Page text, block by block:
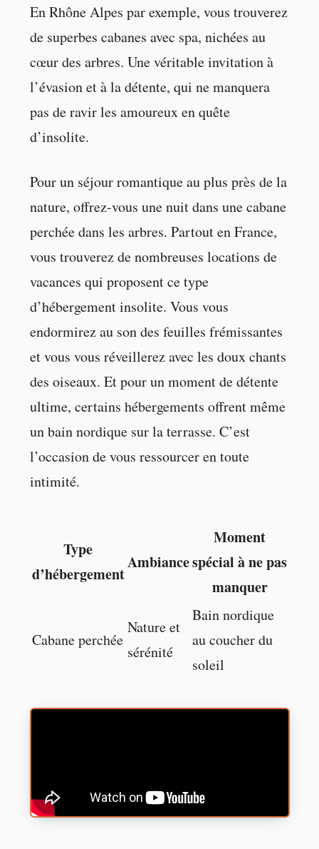
En Rhône Alpes par exemple, vous trouverez
de superbes cabanes avec spa, nichées au
cœur des arbres. Une véritable invitation à
l’évasion et à la détente, qui ne manquera
pas de ravir les amoureux en quête
d’insolite.
Pour un séjour romantique au plus près de la
nature, offrez-vous une nuit dans une cabane
perchée dans les arbres. Partout en France,
vous trouverez de nombreuses locations de
vacances qui proposent ce type
d’hébergement insolite. Vous vous
endormirez au son des feuilles frémissantes
et vous vous réveillerez avec les doux chants
des oiseaux. Et pour un moment de détente
ultime, certains hébergements offrent même
un bain nordique sur la terrasse. C’est
l’occasion de vous ressourcer en toute
intimité.
Type
d’hébergement
Ambiance
Moment
spécial à ne pas
manquer
Cabane perchée
Nature et
sérénité
Bain nordique
au coucher du
soleil